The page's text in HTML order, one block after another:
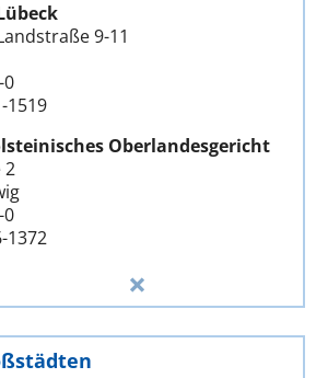
9-11
0
1519
Oberlandesgericht
2
0
1372